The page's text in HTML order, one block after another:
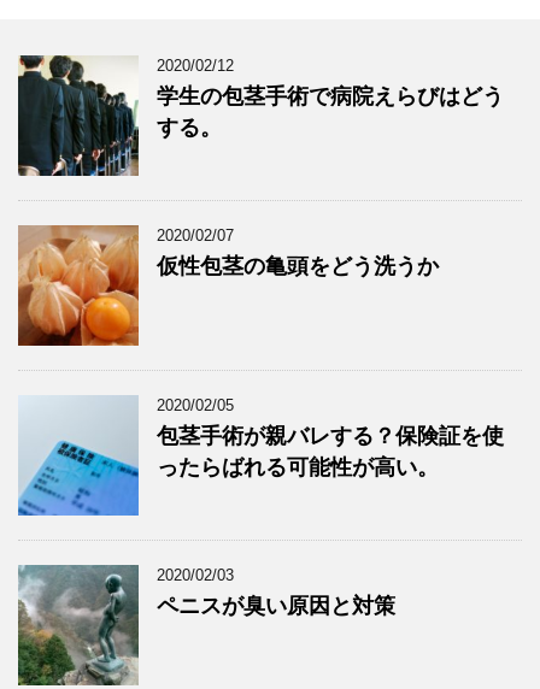
2020/02/12
学生の包茎手術で病院えらびはどう
する。
2020/02/07
仮性包茎の亀頭をどう洗うか
2020/02/05
包茎手術が親バレする？保険証を使
ったらばれる可能性が高い。
2020/02/03
ペニスが臭い原因と対策